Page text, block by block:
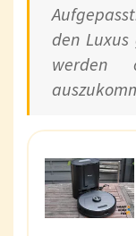
den
werden